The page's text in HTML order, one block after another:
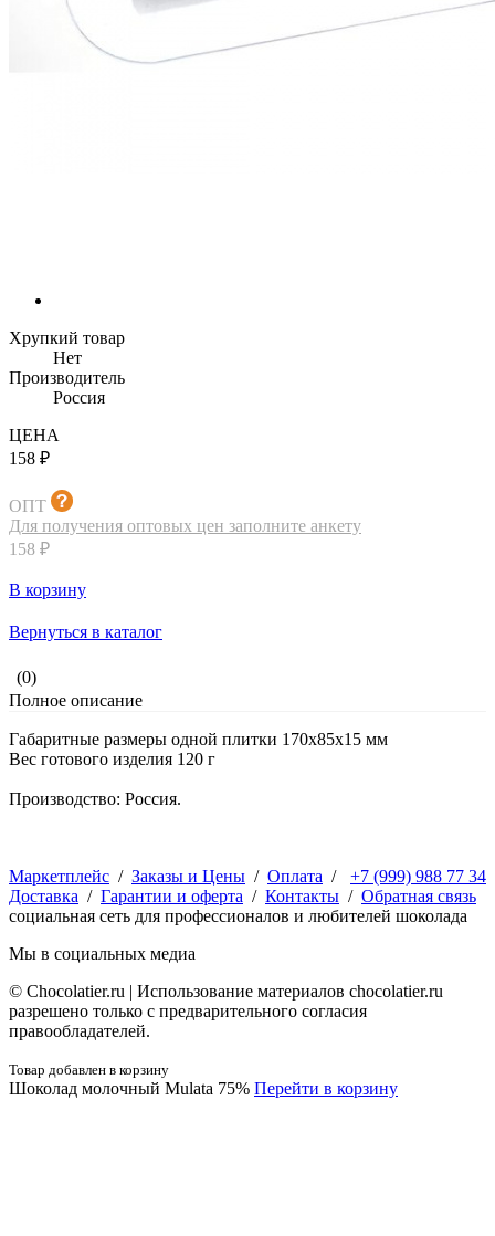
Хрупкий товар
Нет
Производитель
Россия
ЦЕНА
158 ₽
ОПТ
Для получения оптовых цен заполните анкету
158 ₽
В корзину
Вернуться в каталог
(0)
Полное описание
Габаритные размеры одной плитки 170х85х15 мм
Вес готового изделия 120 г
Производство: Россия.
+7 (999) 988 77 34
Маркетплейс / Заказы и Цены / Оплата /
Доставка / Гарантии и оферта / Контакты / Обратная связь
социальная сеть для профессионалов и любителей шоколада
Мы в социальных медиа
© Сhocolatier.ru | Использование материалов chocolatier.ru
разрешено только с предварительного согласия
правообладателей.
Товар добавлен в корзину
Шоколад молочный Mulata 75% Перейти в корзину